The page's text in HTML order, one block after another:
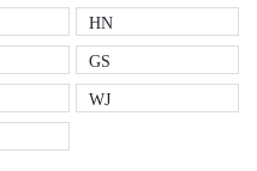
HN
GS
WJ